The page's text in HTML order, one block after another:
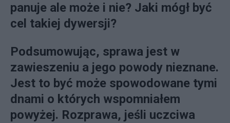
panuje ale może i nie? Jaki mógł być
cel takiej dywersji?
Podsumowując, sprawa jest w
zawieszeniu a jego powody nieznane.
Jest to być może spowodowane tymi
dnami o których wspomniałem
powyżej. Rozprawa, jeśli uczciwa